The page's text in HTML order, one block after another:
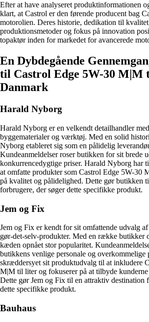
Efter at have analyseret produktinformationen
klart, at Castrol er den førende producent bag
motorolien. Deres historie, dedikation til
produktionsmetoder og fokus på innovation
topaktør inden for markedet for avancerede
En Dybdegående
til Castrol Edge 5W-30
Danmark
Harald Nyborg
Harald Nyborg er en velkendt detailhandler
byggematerialer og værktøj. Med en solid
Nyborg etableret sig som en pålidelig
Kundeanmeldelser roser butikken for sit brede
konkurrencedygtige priser. Harald Nyborg har
at omfatte produkter som Castrol Edge 5W-30
på kvalitet og pålidelighed. Dette gør butikken
forbrugere, der søger dette specifikke produkt.
Jem og Fix
Jem og Fix er kendt for sit omfattende udvalg
gør-det-selv-produkter. Med en række butikker
kæden opnået stor popularitet.
butikkens venlige personale og overkommelige
skræddersyet sit produktudvalg til at inkludere
M|M til liter og fokuserer på at tilbyde
Dette gør Jem og Fix til en attraktiv destination
dette specifikke produkt.
Bauhaus